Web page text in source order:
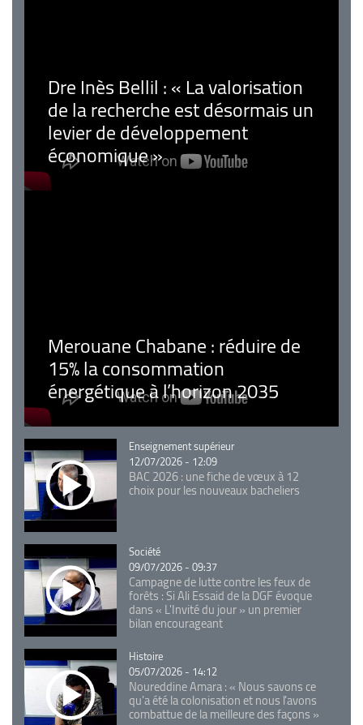
Dre Inès Bellil : « La valorisation
de la recherche est désormais un
levier de développement
économique »
Merouane Chabane : réduire de
15% la consommation
énergétique à l’horizon 2035
Catégorie
Enseignement supérieur
12/07/2026 - 12:09
BAC 2026 : une fiche de vœux à 12
choix pour les nouveaux bacheliers
Catégorie
Société
09/07/2026 - 09:37
Campagne de lutte contre les feux de
forêts : Si Ali Essaid de la DGF évoque
dans « L'Invité du jour » un premier
bilan encourageant
Catégorie
Histoire
05/07/2026 - 14:12
Noureddine Amara : « Nous savons ce
qu’a été la colonisation et nous l’avons
combattue de la meilleure des façons »